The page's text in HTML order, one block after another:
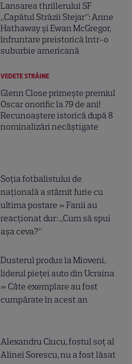
Lansarea thrillerului SF
„Capătul Străzii Stejar”: Anne
Hathaway și Ewan McGregor,
înfruntare preistorică într-o
suburbie americană
VEDETE STRĂINE
Glenn Close primește premiul
Oscar onorific la 79 de ani!
Recunoaștere istorică după 8
nominalizări necâștigate
Soția fotbalistului de
națională a stârnit furie cu
ultima postare » Fanii au
reacționat dur: „Cum să spui
așa ceva?”
Dusterul produs la Mioveni,
liderul pieței auto din Ucraina
» Câte exemplare au fost
cumpărate în acest an
Alexandru Ciucu, fostul soț al
Alinei Sorescu, nu a fost lăsat